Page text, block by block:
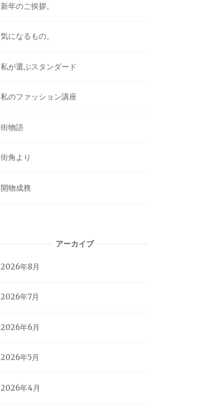
新年のご挨拶。
気になるもの。
私が選ぶスタンダード
私のファッション講座
街物語
街角より
開物成務
アーカイブ
2026年8月
2026年7月
2026年6月
2026年5月
2026年4月